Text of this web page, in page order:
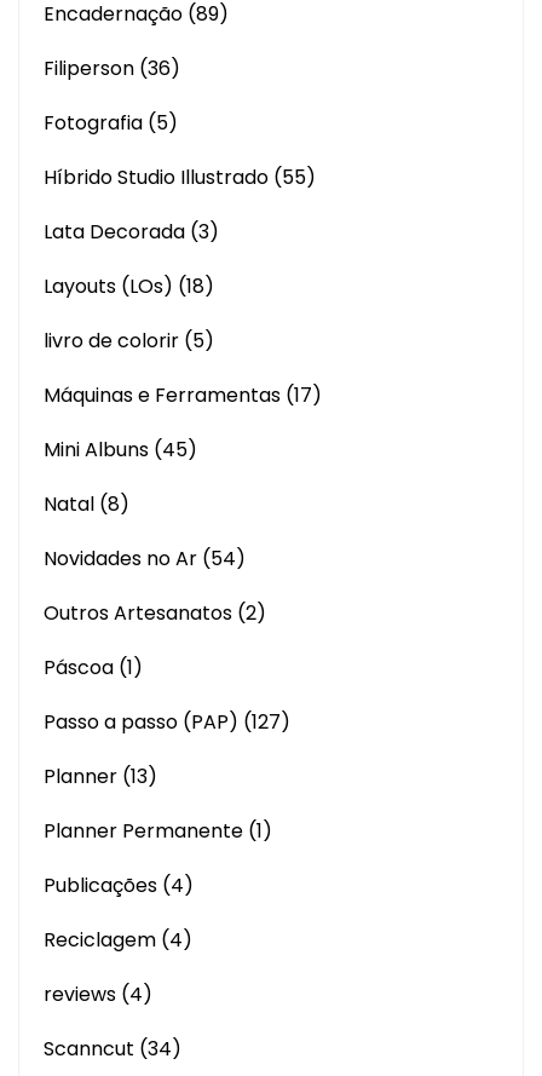
Encadernação (89)
Filiperson (36)
Fotografia (5)
Híbrido Studio Illustrado (55)
Lata Decorada (3)
Layouts (LOs) (18)
livro de colorir (5)
Máquinas e Ferramentas (17)
Mini Albuns (45)
Natal (8)
Novidades no Ar (54)
Outros Artesanatos (2)
Páscoa (1)
Passo a passo (PAP) (127)
Planner (13)
Planner Permanente (1)
Publicações (4)
Reciclagem (4)
reviews (4)
Scanncut (34)